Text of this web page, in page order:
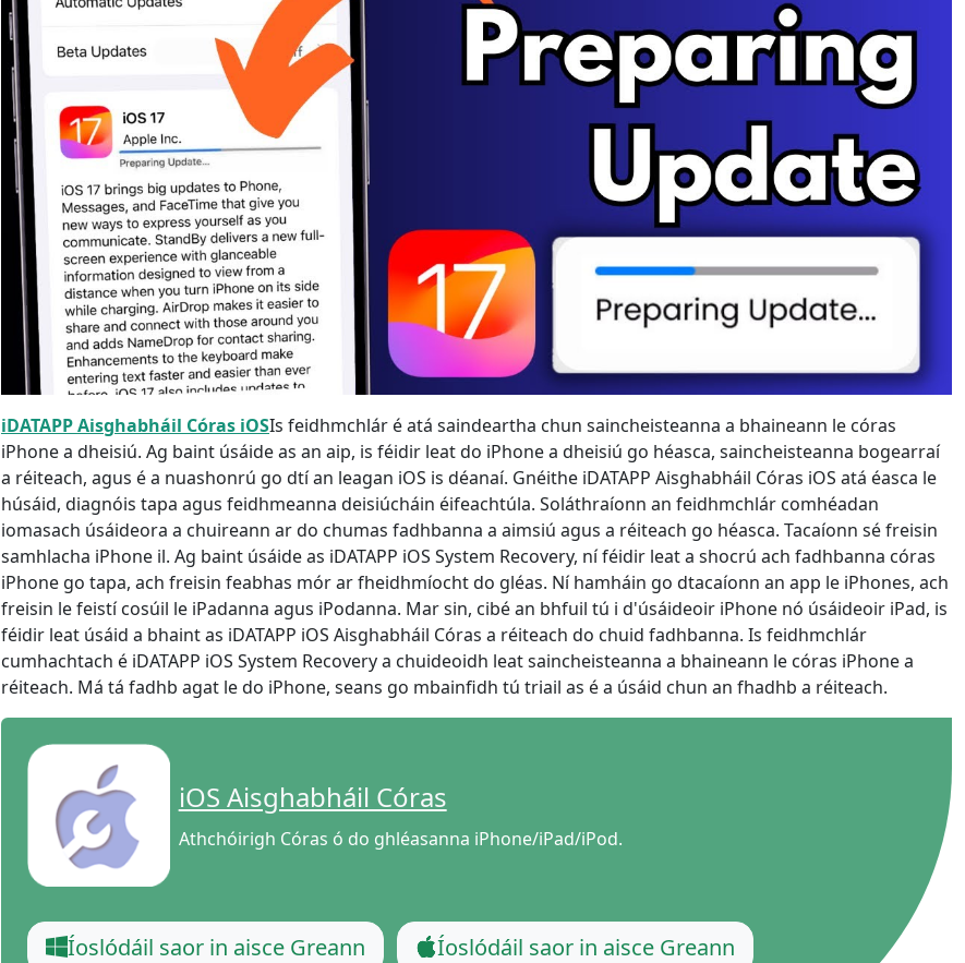
iDATAPP Aisghabháil Córas iOSIs feidhmchlár é atá saindeartha chun saincheisteanna a bhaineann le córas
iPhone a dheisiú. Ag baint úsáide as an aip, is féidir leat do iPhone a dheisiú go héasca, saincheisteanna bogearraí
a réiteach, agus é a nuashonrú go dtí an leagan iOS is déanaí. Gnéithe iDATAPP Aisghabháil Córas iOS atá éasca le
húsáid, diagnóis tapa agus feidhmeanna deisiúcháin éifeachtúla. Soláthraíonn an feidhmchlár comhéadan
iomasach úsáideora a chuireann ar do chumas fadhbanna a aimsiú agus a réiteach go héasca. Tacaíonn sé freisin
samhlacha iPhone il. Ag baint úsáide as iDATAPP iOS System Recovery, ní féidir leat a shocrú ach fadhbanna córas
iPhone go tapa, ach freisin feabhas mór ar fheidhmíocht do gléas. Ní hamháin go dtacaíonn an app le iPhones, ach
freisin le feistí cosúil le iPadanna agus iPodanna. Mar sin, cibé an bhfuil tú i d'úsáideoir iPhone nó úsáideoir iPad, is
féidir leat úsáid a bhaint as iDATAPP iOS Aisghabháil Córas a réiteach do chuid fadhbanna. Is feidhmchlár
cumhachtach é iDATAPP iOS System Recovery a chuideoidh leat saincheisteanna a bhaineann le córas iPhone a
réiteach. Má tá fadhb agat le do iPhone, seans go mbainfidh tú triail as é a úsáid chun an fhadhb a réiteach.
iOS Aisghabháil Córas
Athchóirigh Córas ó do ghléasanna iPhone/iPad/iPod.
Íoslódáil saor in aisce Greann Íoslódáil saor in aisce Greann
Português Deutsche
Français
Norsk Suomalainen
Svenska
Ελληνικά Türk
தமிழ் Bahasa Melayu
Română
繁體中文